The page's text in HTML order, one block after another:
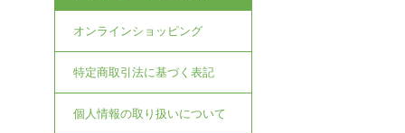
オンラインショッピング
特定商取引法に基づく表記
個人情報の取り扱いについて